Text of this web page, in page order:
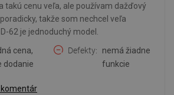
takú cenu veľa, ale používam dažďový
takže som nechcel veľa
62 je jednoduchý model.
cena,
dodanie
Defekty
nemá žiadne
funkcie